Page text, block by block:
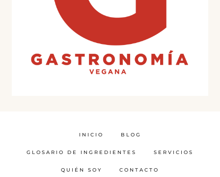
INICIO BLOG
GLOSARIO DE INGREDIENTES SERVICIOS
QUIÉN SOY CONTACTO